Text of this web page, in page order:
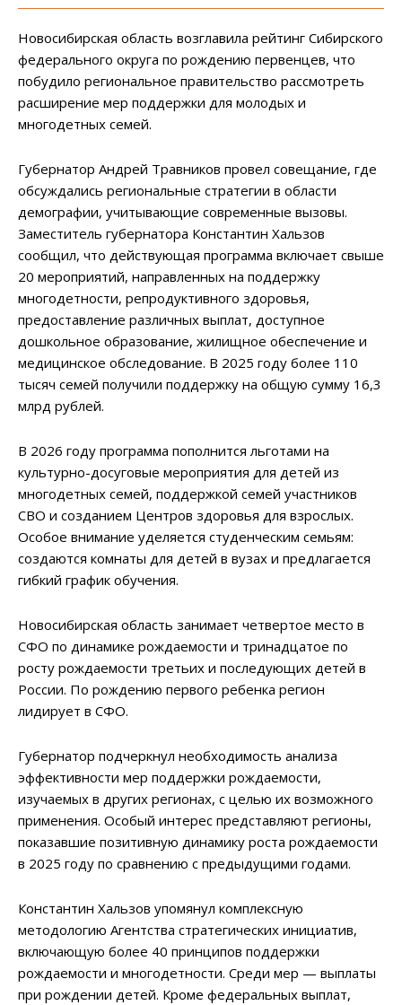
Новосибирская область возглавила рейтинг Сибирского
федерального округа по рождению первенцев, что
побудило региональное правительство рассмотреть
расширение мер поддержки для молодых и
многодетных семей.
Губернатор Андрей Травников провел совещание, где
обсуждались региональные стратегии в области
демографии, учитывающие современные вызовы.
Заместитель губернатора Константин Хальзов
сообщил, что действующая программа включает свыше
20 мероприятий, направленных на поддержку
многодетности, репродуктивного здоровья,
предоставление различных выплат, доступное
дошкольное образование, жилищное обеспечение и
медицинское обследование. В 2025 году более 110
тысяч семей получили поддержку на общую сумму 16,3
млрд рублей.
В 2026 году программа пополнится льготами на
культурно-досуговые мероприятия для детей из
многодетных семей, поддержкой семей участников
СВО и созданием Центров здоровья для взрослых.
Особое внимание уделяется студенческим семьям:
создаются комнаты для детей в вузах и предлагается
гибкий график обучения.
Новосибирская область занимает четвертое место в
СФО по динамике рождаемости и тринадцатое по
росту рождаемости третьих и последующих детей в
России. По рождению первого ребенка регион
лидирует в СФО.
Губернатор подчеркнул необходимость анализа
эффективности мер поддержки рождаемости,
изучаемых в других регионах, с целью их возможного
применения. Особый интерес представляют регионы,
показавшие позитивную динамику роста рождаемости
в 2025 году по сравнению с предыдущими годами.
Константин Хальзов упомянул комплексную
методологию Агентства стратегических инициатив,
включающую более 40 принципов поддержки
рождаемости и многодетности. Среди мер — выплаты
при рождении детей. Кроме федеральных выплат,